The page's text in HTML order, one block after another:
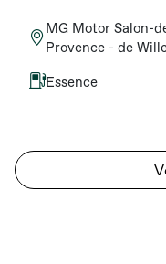
MG Motor Salon-
Provence - de
Essence